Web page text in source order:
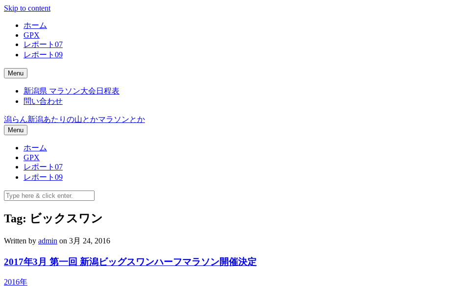
Skip to content
ホーム
GPX
レポート07
レポート09
Menu
新潟県 マラソン大会日程表
問い合わせ
潟らん新潟あたりの山とかマラソンとか
Menu
ホーム
GPX
レポート07
レポート09
Tag: ビックスワン
Written by admin on 3月 24, 2016
2017年3月 第一回 新潟ビッグスワンハーフマラソン開催決定
2016年